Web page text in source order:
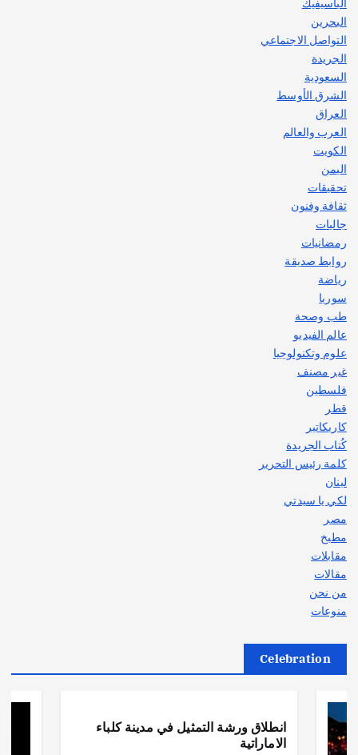
البحرين
التواصل الاجتماعي
الجريدة
السعودية
الشرق الأوسط
العراق
العرب والعالم
الكويت
اليمن
تحقيقات
ثقافة وفنون
جاليات
رمضانيات
روابط صديقة
رياضة
سوريا
طب وصحة
عالم الفيديو
علوم وتكنولوجيا
غير مصنف
فلسطين
قطر
كاريكاتير
كُتاب الجريدة
كلمة رئيس التحرير
لبنان
لكي يا سيدتي
مصر
مطبخ
مقابلات
مقالات
من نحن
منوعات
Celebration
انطلاق ورشة التمثيل في مدينة كلباء
الاماراتية